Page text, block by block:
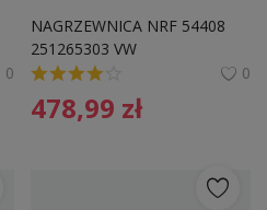
0
NAGRZEWNICA NRF 54408
251265303 VW
0
478,99 zł